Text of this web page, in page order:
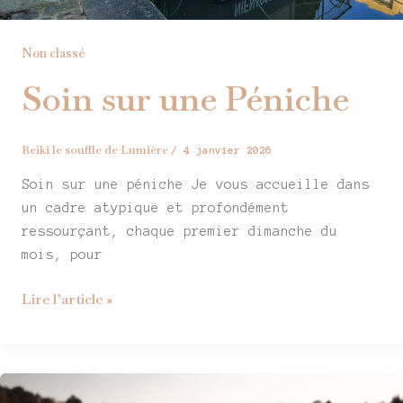
Non classé
Soin sur une Péniche
Reiki le souffle de Lumière / 4 janvier 2026
Soin sur une péniche Je vous accueille dans
un cadre atypique et profondément
ressourçant, chaque premier dimanche du
mois, pour
Lire l’article »
Etes-